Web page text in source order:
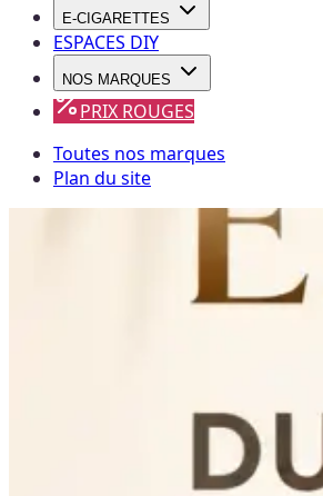
E-CIGARETTES
ESPACES DIY
NOS MARQUES
PRIX ROUGES
Toutes nos marques
Plan du site